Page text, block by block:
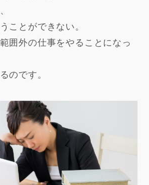
ことができない。
囲外の仕事をやることになっ
のです。